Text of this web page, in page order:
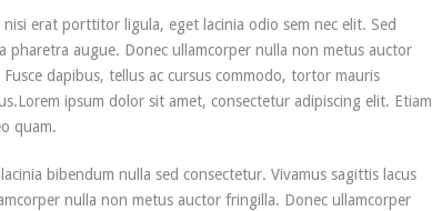
erat porttitor ligula, eget lacinia odio sem nec elit. Sed
augue. Donec ullamcorper nulla non metus auctor
dapibus, tellus ac cursus commodo, tortor mauris
ipsum dolor sit amet, consectetur adipiscing elit. Etiam
quam.
bibendum nulla sed consectetur. Vivamus sagittis lacus
nulla non metus auctor fringilla. Donec ullamcorper